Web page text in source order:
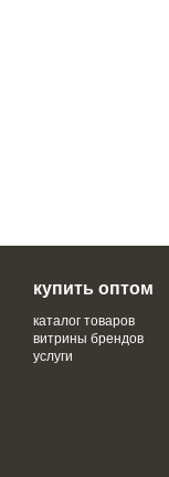
купить оптом
каталог товаров
витрины брендов
услуги